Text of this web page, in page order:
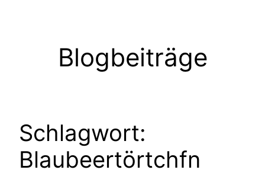
Blogbeiträge
Schlagwort:
Blaubeertörtchfn